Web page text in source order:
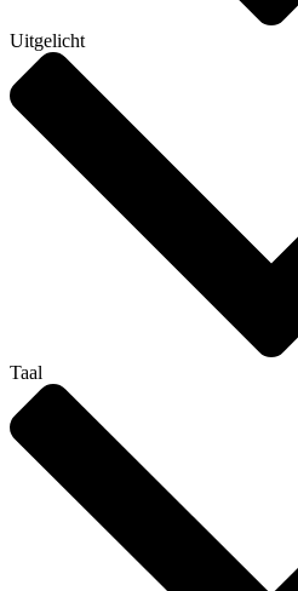
Uitgelicht
Taal